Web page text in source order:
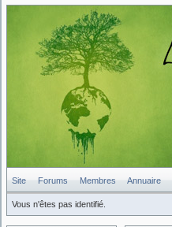
Site Forums Membres Annuaire
Vous n'êtes pas identifié.